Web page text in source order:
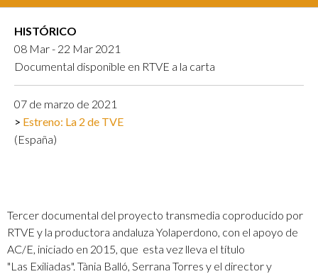
HISTÓRICO
08 Mar - 22 Mar 2021
Documental disponible en RTVE a la carta
07 de marzo de 2021
Estreno: La 2 de TVE
(España)
Tercer documental del proyecto transmedia coproducido por
RTVE y la productora andaluza Yolaperdono, con el apoyo de
AC/E, iniciado en 2015, que esta vez lleva el título
"Las Exiliadas". Tània Balló, Serrana Torres y el director y